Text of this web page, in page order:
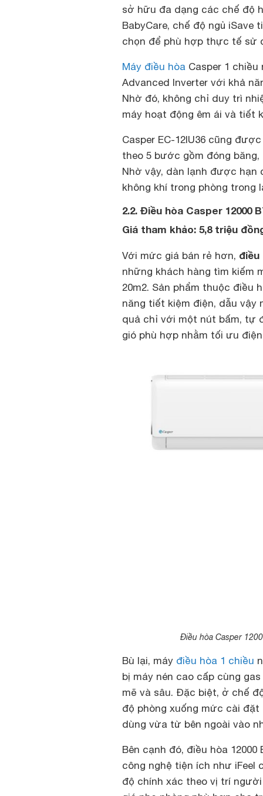
sở hữu đa dạng các chế độ
BabyCare, chế độ ngủ
chọn để phù hợp thực tế sử
Máy điều hòa Casper 1
Advanced Inverter với khả
Nhờ đó, không chỉ duy trì
máy hoạt động êm ái và tiết
Casper EC-12IU36 cũng
theo 5 bước gồm đóng
Nhờ vậy, dàn lạnh được hạn
không khí trong phòng trong
2.2. Điều hòa Casper 12000
Giá tham khảo: 5,8 triệu
Với mức giá bán rẻ hơn, điều
những khách hàng tìm kiếm
20m2. Sản phẩm thuộc điều
năng tiết kiệm điện, dẫu vậy
quả chỉ với một nút bấm, tự
gió phù hợp nhằm tối ưu
Điều hòa Casper
Bù lại, máy điều hòa 1 chiều
bị máy nén cao cấp cùng
mẽ và sâu. Đặc biệt, ở chế
độ phòng xuống mức cài
dùng vừa từ bên ngoài vào
Bên cạnh đó, điều hòa
công nghệ tiện ích như iFeel
độ chính xác theo vị trí